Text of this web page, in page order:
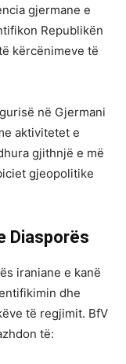
gjermane e
Republikën
kërcënimeve të
në Gjermani
aktivitetet e
gjithnjë e më
gjeopolitike
Diasporës
iraniane e kanë
dhe
të regjimit. BfV
të: